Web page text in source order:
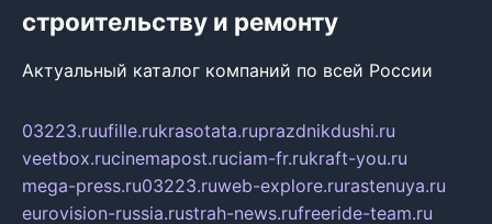
строительству и ремонту
Актуальный каталог компаний по всей России
03223.ruufille.rukrasotata.ruprazdnikdushi.ru
veetbox.rucinemapost.ruciam-fr.rukraft-you.ru
mega-press.ru03223.ruweb-explore.rurastenuya.ru
eurovision-russia.rustrah-news.rufreeride-team.ru